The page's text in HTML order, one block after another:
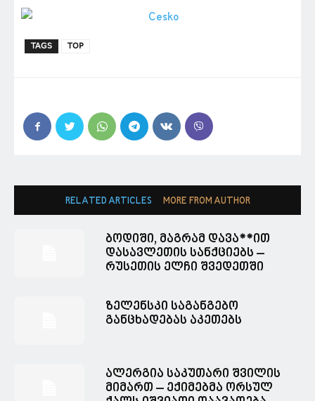
TAGS TOP
RELATED ARTICLES MORE FROM AUTHOR
ბოდიში, მაგრამ დავა**ით
დასავლეთის სანქციებს –
რუსეთის ელჩი შვედეთში
ზელენსკი საგანგებო
განცხადებას აკეთებს
ალერგია საკუთარი შვილის
მიმართ – ექიმებმა ორსულ